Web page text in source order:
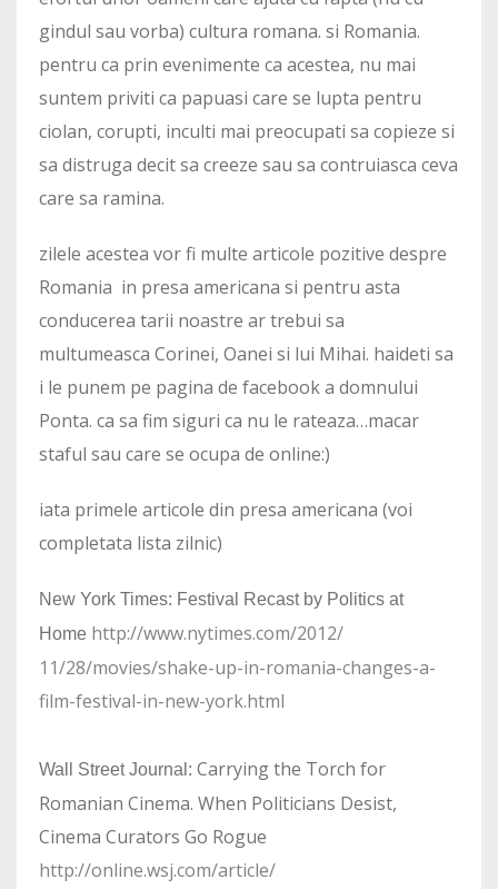
gindul sau vorba) cultura romana. si Romania.
pentru ca prin evenimente ca acestea, nu mai
suntem priviti ca papuasi care se lupta pentru
ciolan, corupti, inculti mai preocupati sa copieze si
sa distruga decit sa creeze sau sa contruiasca ceva
care sa ramina.
zilele acestea vor fi multe articole pozitive despre
Romania in presa americana si pentru asta
conducerea tarii noastre ar trebui sa
multumeasca Corinei, Oanei si lui Mihai. haideti sa
i le punem pe pagina de facebook a domnului
Ponta. ca sa fim siguri ca nu le rateaza…macar
staful sau care se ocupa de online:)
iata primele articole din presa americana (voi
completata lista zilnic)
New York Times: Festival Recast by Politics at
Home http://www.nytimes.com/2012/
11/28/movies/shake-up-in-romania-changes-a-
film-festival-in-new-york.html
Wall Street Journal: Carrying the Torch for
Romanian Cinema. When Politicians Desist,
Cinema Curators Go Rogue
http://online.wsj.com/article/